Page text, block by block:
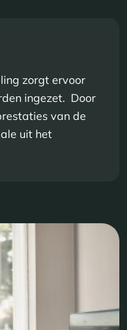
zorgt ervoor
ingezet. Door
van de
uit het